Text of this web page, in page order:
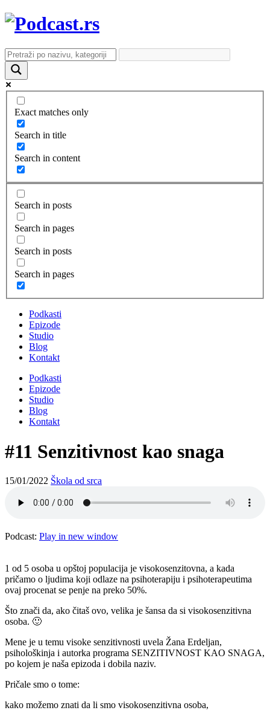
Exact matches only
Search in title
Search in content
Search in posts
Search in pages
Search in posts
Search in pages
Podkasti
Epizode
Studio
Blog
Kontakt
Podkasti
Epizode
Studio
Blog
Kontakt
#11 Senzitivnost kao snaga
15/01/2022 Škola od srca
Podcast: Play in new window
1 od 5 osoba u opštoj populacija je visokosenzitovna, a kada
pričamo o ljudima koji odlaze na psihoterapiju i psihoterapeutima
ovaj procenat se penje na preko 50%.
Što znači da, ako čitaš ovo, velika je šansa da si visokosenzitivna
osoba. 🙂
Mene je u temu visoke senzitivnosti uvela Žana Erdeljan,
psihološkinja i autorka programa SENZITIVNOST KAO SNAGA,
po kojem je naša epizoda i dobila naziv.
Pričale smo o tome:
kako možemo znati da li smo visokosenzitivna osoba,